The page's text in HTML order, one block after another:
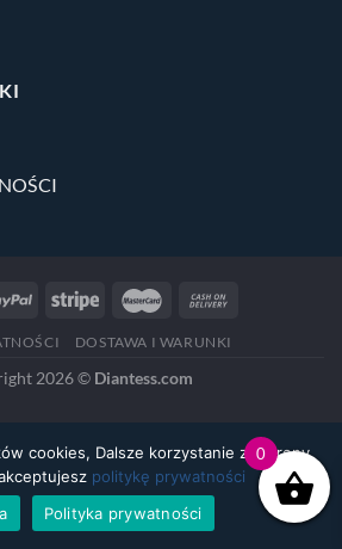
DOSTAWA I WARUNKI
2026 © Diantess.com
0
cookies, Dalsze korzystanie ze strony
politykę prywatności
Polityka prywatności